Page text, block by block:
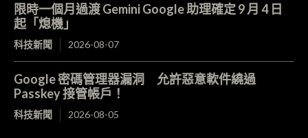
限時一個月過渡 Gemini Google 助理確定 9 月 4 日
起「熄機」
科技新聞 2026-08-07
Google 密碼管理器漏洞 允許惡意軟件繞過
Passkey 接管帳戶！
科技新聞 2026-08-05